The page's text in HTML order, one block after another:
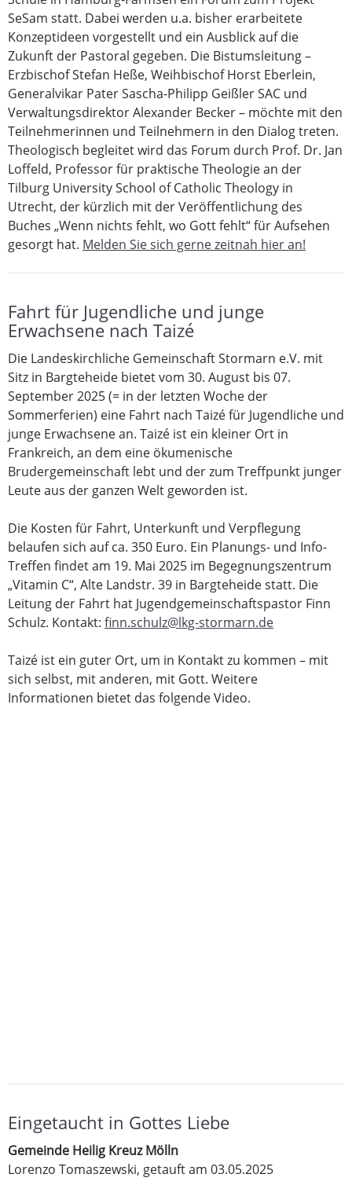
SeSam statt. Dabei werden u.a. bisher erarbeitete
Konzeptideen vorgestellt und ein Ausblick auf die
Zukunft der Pastoral gegeben. Die Bistumsleitung –
Erzbischof Stefan Heße, Weihbischof Horst Eberlein,
Generalvikar Pater Sascha-Philipp Geißler SAC und
Verwaltungsdirektor Alexander Becker – möchte mit den
Teilnehmerinnen und Teilnehmern in den Dialog treten.
Theologisch begleitet wird das Forum durch Prof. Dr. Jan
Loffeld, Professor für praktische Theologie an der
Tilburg University School of Catholic Theology in
Utrecht, der kürzlich mit der Veröffentlichung des
Buches „Wenn nichts fehlt, wo Gott fehlt“ für Aufsehen
gesorgt hat. Melden Sie sich gerne zeitnah hier an!
Fahrt für Jugendliche und junge
Erwachsene nach Taizé
Die Landeskirchliche Gemeinschaft Stormarn e.V. mit
Sitz in Bargteheide bietet vom 30. August bis 07.
September 2025 (= in der letzten Woche der
Sommerferien) eine Fahrt nach Taizé für Jugendliche und
junge Erwachsene an. Taizé ist ein kleiner Ort in
Frankreich, an dem eine ökumenische
Brudergemeinschaft lebt und der zum Treffpunkt junger
Leute aus der ganzen Welt geworden ist.
Die Kosten für Fahrt, Unterkunft und Verpflegung
belaufen sich auf ca. 350 Euro. Ein Planungs- und Info-
Treffen findet am 19. Mai 2025 im Begegnungszentrum
„Vitamin C“, Alte Landstr. 39 in Bargteheide statt. Die
Leitung der Fahrt hat Jugendgemeinschaftspastor Finn
Schulz. Kontakt: finn.schulz@lkg-stormarn.de
Taizé ist ein guter Ort, um in Kontakt zu kommen – mit
sich selbst, mit anderen, mit Gott. Weitere
Informationen bietet das folgende Video.
Eingetaucht in Gottes Liebe
Gemeinde Heilig Kreuz Mölln
Lorenzo Tomaszewski, getauft am 03.05.2025